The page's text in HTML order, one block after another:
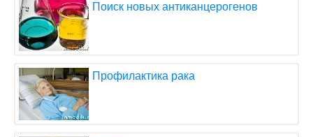
Поиск новых антиканцерогенов
Профилактика рака